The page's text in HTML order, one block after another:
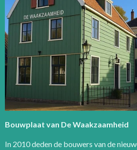
Bouwplaat van De Waakzaamheid
In 2010 deden de bouwers van de